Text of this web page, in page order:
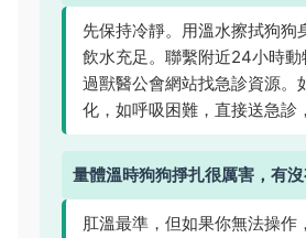
先保持冷靜。用溫水擦拭狗狗
飲水充足。聯繫附近24小時動
過獸醫公會網站找急診資源。
化，如呼吸困難，直接送急診
量體溫時狗狗掙扎很厲害，有
肛溫最準，但如果你無法操作